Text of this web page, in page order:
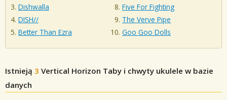
Dishwalla
DISH∕∕
Better Than Ezra
Five For Fighting
The Verve Pipe
Goo Goo Dolls
Istnieją 3 Vertical Horizon Taby i chwyty ukulele w bazie
danych